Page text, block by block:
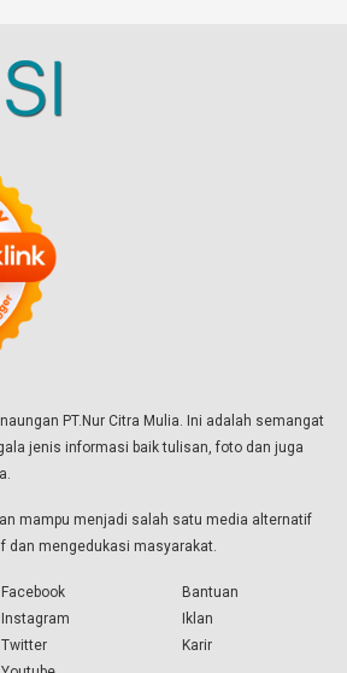
PT.Nur Citra Mulia. Ini adalah semangat
jenis informasi baik tulisan, foto dan juga
mampu menjadi salah satu media alternatif
dan mengedukasi masyarakat.
Facebook
Instagram
Twitter
Bantuan
Iklan
Karir